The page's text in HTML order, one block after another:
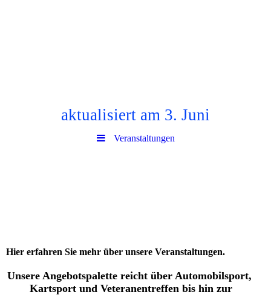
aktualisiert am 3. Juni
Veranstaltungen
Hier erfahren Sie mehr über unsere Veranstaltungen.
Unsere Angebotspalette reicht über Automobilsport,
Kartsport und Veteranentreffen bis hin zur